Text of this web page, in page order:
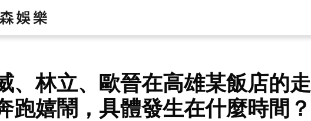
、林立、歐晉在高雄某飯店的走
跑嬉鬧，具體發生在什麼時間？